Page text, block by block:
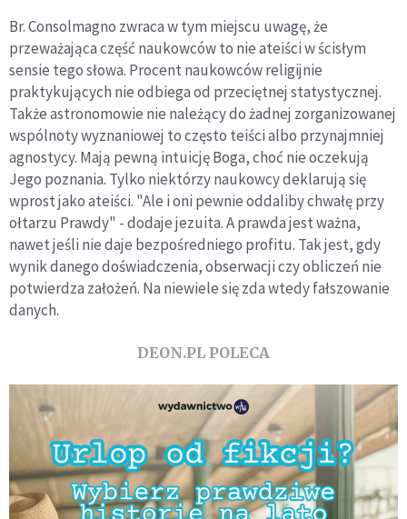
Br. Consolmagno zwraca w tym miejscu uwagę, że
przeważająca część naukowców to nie ateiści w ścisłym
sensie tego słowa. Procent naukowców religijnie
praktykujących nie odbiega od przeciętnej statystycznej.
Także astronomowie nie należący do żadnej zorganizowanej
wspólnoty wyznaniowej to często teiści albo przynajmniej
agnostycy. Mają pewną intuicję Boga, choć nie oczekują
Jego poznania. Tylko niektórzy naukowcy deklarują się
wprost jako ateiści. "Ale i oni pewnie oddaliby chwałę przy
ołtarzu Prawdy" - dodaje jezuita. A prawda jest ważna,
nawet jeśli nie daje bezpośredniego profitu. Tak jest, gdy
wynik danego doświadczenia, obserwacji czy obliczeń nie
potwierdza założeń. Na niewiele się zda wtedy fałszowanie
danych.
DEON.PL POLECA